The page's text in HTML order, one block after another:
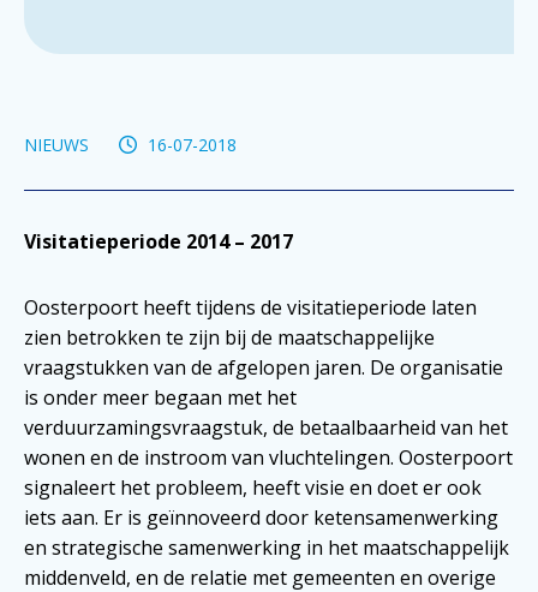
NIEUWS 16-07-2018
Visitatieperiode 2014 – 2017
Oosterpoort heeft tijdens de visitatieperiode laten
zien betrokken te zijn bij de maatschappelijke
vraagstukken van de afgelopen jaren. De organisatie
is onder meer begaan met het
verduurzamingsvraagstuk, de betaalbaarheid van het
wonen en de instroom van vluchtelingen. Oosterpoort
signaleert het probleem, heeft visie en doet er ook
iets aan. Er is geïnnoveerd door ketensamenwerking
en strategische samenwerking in het maatschappelijk
middenveld, en de relatie met gemeenten en overige